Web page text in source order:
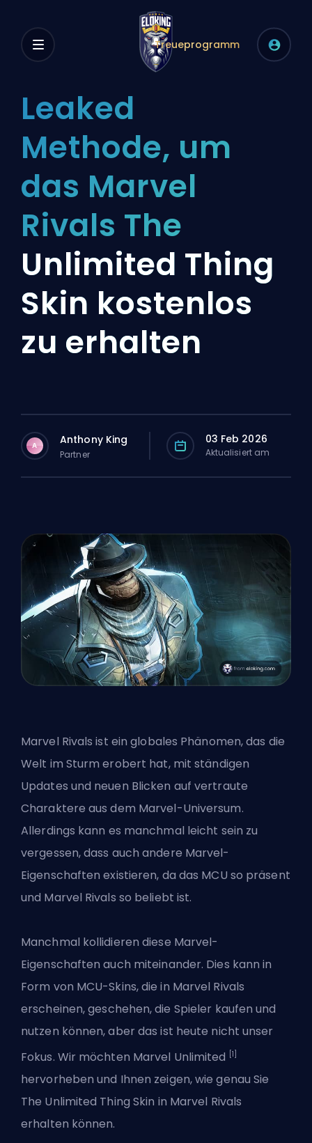
Treueprogramm
Leaked
Methode, um
das Marvel
Rivals The
Unlimited Thing
Skin kostenlos
zu erhalten
A Anthony King
Partner
03 Feb 2026
Aktualisiert am
Marvel Rivals ist ein globales Phänomen, das die
Welt im Sturm erobert hat, mit ständigen
Updates und neuen Blicken auf vertraute
Charaktere aus dem Marvel-Universum.
Allerdings kann es manchmal leicht sein zu
vergessen, dass auch andere Marvel-
Eigenschaften existieren, da das MCU so präsent
und Marvel Rivals so beliebt ist.
Manchmal kollidieren diese Marvel-
Eigenschaften auch miteinander. Dies kann in
Form von MCU-Skins, die in Marvel Rivals
erscheinen, geschehen, die Spieler kaufen und
nutzen können, aber das ist heute nicht unser
Fokus. Wir möchten Marvel Unlimited
[1]
hervorheben und Ihnen zeigen, wie genau Sie
The Unlimited Thing Skin in Marvel Rivals
erhalten können.